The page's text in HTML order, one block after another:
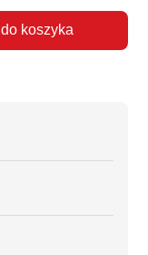
koszyka